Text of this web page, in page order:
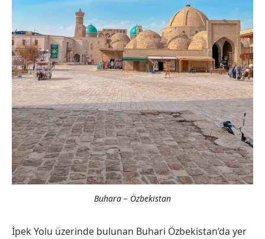
Buhara – Özbekistan
İpek Yolu üzerinde bulunan Buhari Özbekistan’da yer